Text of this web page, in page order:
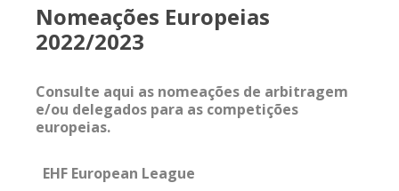
Nomeações Europeias
2022/2023
Consulte aqui as nomeações de arbitragem
e/ou delegados para as competições
europeias.
EHF European League